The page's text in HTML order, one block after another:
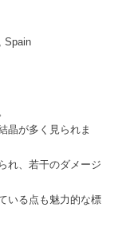
Spain
晶が多く見られま
れ、若干のダメージ
いる点も魅力的な標